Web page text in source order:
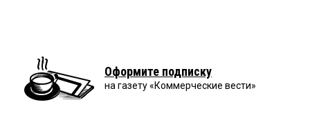
Оформите подписку
на газету «Коммерческие вести»